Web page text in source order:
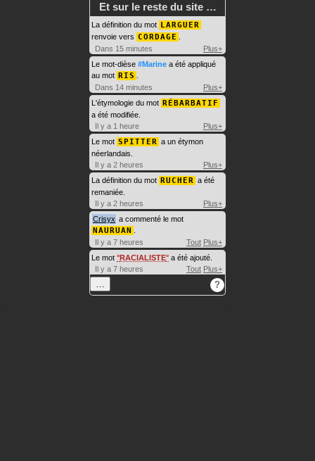
Et sur le reste du site …
La définition du mot LARGUER
renvoie vers CORDAGE
Dans 15 minutes
Plus+
Le mot-dièse #Marine a été appliqué
au mot RIS
Dans 14 minutes
Plus+
L'étymologie du mot RÉBARBATIF
a été modifiée.
Il y a 1 heure
Plus+
Le mot SPITTER a un étymon
néerlandais.
Il y a 2 heures
Plus+
La définition du mot RUCHER a été
remaniée.
Il y a 2 heures
Plus+
Crisyx a commenté le mot
NAURUAN
Il y a 7 heures
Tout Plus+
Le mot RACIALISTE a été ajouté.
Il y a 7 heures
Tout Plus+
… ?